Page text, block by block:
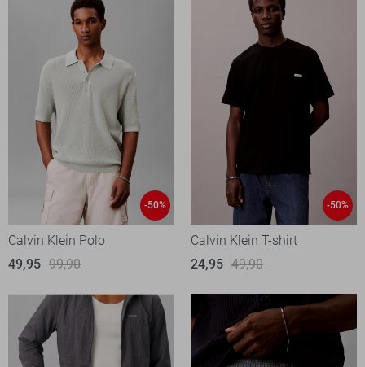
-50%
Calvin Klein Polo
49,95 99,90
-50%
Calvin Klein T-shirt
24,95 49,90